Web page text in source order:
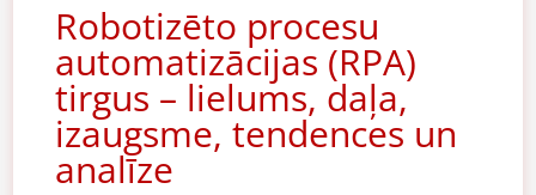
Robotizēto procesu
automatizācijas (RPA)
tirgus – lielums, daļa,
izaugsme, tendences un
analīze